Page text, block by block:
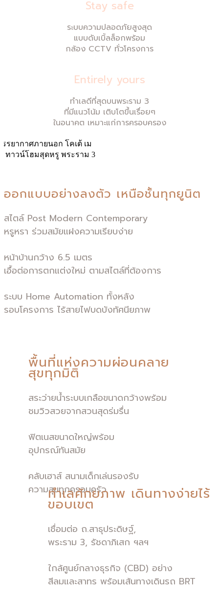
Stay safe
ระบบความปลอดภัยสูงสุด
แบบดับเบิ้ลล็อกพร้อม
กล้อง CCTV ทั่วโครงการ
Entirely yours
ทำเลดีที่สุดบนพระราม 3
ที่มีแนวโน้ม เติบโตขึ้นเรื่อยๆ
ในอนาคต เหมาะแก่การครอบครอง
ออกแบบอย่างลงตัว เหนือชั้นทุกยูนิต
สไตล์ Post Modern Contemporary
หรูหรา ร่วมสมัยแฝงความเรียบง่าย
หน้าบ้านกว้าง 6.5 เมตร
เอื้อต่อการตกแต่งใหม่ ตามสไตล์ที่ต้องการ
ระบบ Home Automation ทั้งหลัง
รอบโครงการ ไร้สายไฟบดบังทัศนียภาพ
พื้นที่แห่งความผ่อนคลาย
สุขทุกมิติ
สระว่ายน้ำระบบเกลือขนาดกว้างพร้อม
ชมวิวสวยจากสวนสุดร่มรื่น
ฟิตเนสขนาดใหญ่พร้อม
อุปกรณ์ทันสมัย
คลับเฮาส์ สนามเด็กเล่นรองรับ
ความสุขทุกครอบครัว
ทำเลศักยภาพ เดินทางง่ายไร้
ขอบเขต
เชื่อมต่อ ถ.สาธุประดิษฐ์,
พระราม 3, รัชดาภิเสก ฯลฯ
ใกล้ศูนย์กลางธุรกิจ (CBD) อย่าง
สีลมและสาทร พร้อมเส้นทางเดินรถ BRT